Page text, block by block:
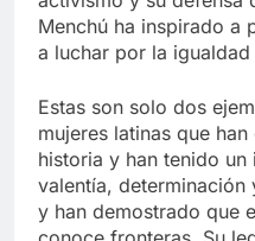
Menchú ha inspirado a
a luchar por la
Estas son solo dos
mujeres latinas que
historia y han tenido
valentía,
y han demostrado que